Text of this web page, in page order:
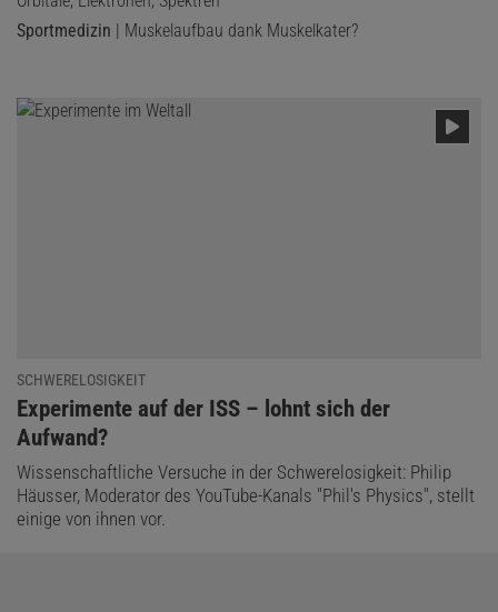
Sportmedizin | Muskelaufbau dank Muskelkater?
SCHWERELOSIGKEIT
:
Experimente auf der ISS – lohnt sich der
Aufwand?
Wissenschaftliche Versuche in der Schwerelosigkeit: Philip
Häusser, Moderator des YouTube-Kanals "Phil's Physics", stellt
einige von ihnen vor.